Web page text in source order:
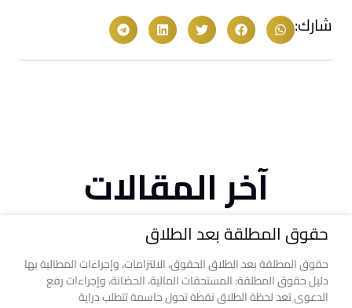
شارك:
آخر المقالات
حقوق المطلقة بعد الطلاق
حقوق المطلقة بعد الطلاق الحقوق، الالتزامات، وإجراءات المطالبة بها
دليل حقوق المطلقة: المستحقات المالية، الحضانة، وإجراءات رفع
الدعوى تعد لحظة الطلاق نقطة تحول حاسمة تتطلب دراية